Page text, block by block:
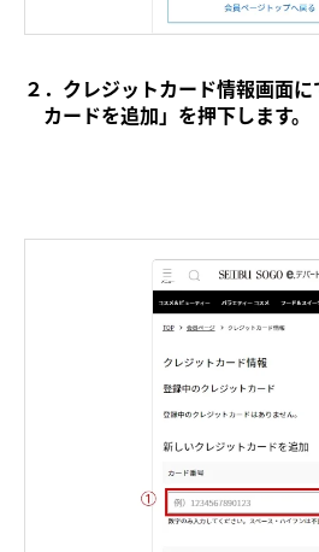
２．クレジットカード情報画面
カードを追加」を押下します。